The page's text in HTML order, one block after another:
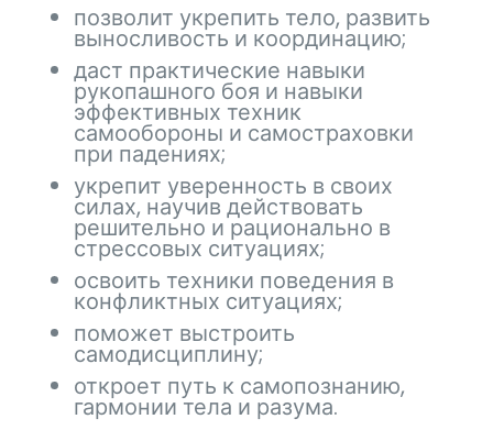
позволит укрепить тело, развить
выносливость и координацию;
даст практические навыки
рукопашного боя и навыки
эффективных техник
самообороны и самостраховки
при падениях;
укрепит уверенность в своих
силах, научив действовать
решительно и рационально в
стрессовых ситуациях;
освоить техники поведения в
конфликтных ситуациях;
поможет выстроить
самодисциплину;
откроет путь к самопознанию,
гармонии тела и разума.